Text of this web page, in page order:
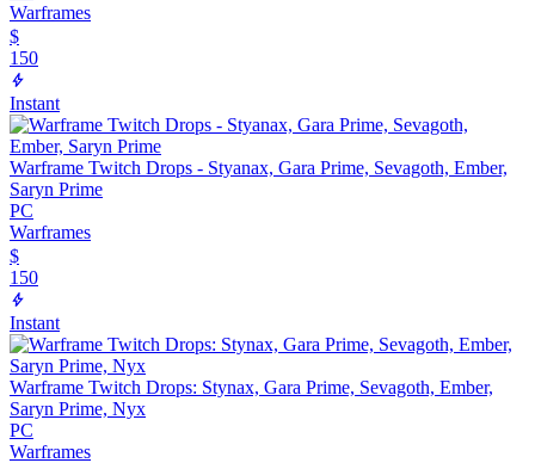
Warframes
$
150
Instant
Warframe Twitch Drops - Styanax, Gara Prime, Sevagoth, Ember,
Saryn Prime
PC
Warframes
$
150
Instant
Warframe Twitch Drops: Stynax, Gara Prime, Sevagoth, Ember,
Saryn Prime, Nyx
PC
Warframes